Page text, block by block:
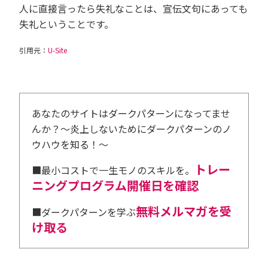
人に直接言ったら失礼なことは、宣伝文句にあっても
失礼ということです。
引用元： U-Site
あなたのサイトはダークパターンになってませ
んか？～炎上しないためにダークパターンのノ
ウハウを知る！～
■最小コストで一生モノのスキルを。
トレー
ニングプログラム開催日を確認
■ダークパターンを学ぶ無料メルマガを受
け取る